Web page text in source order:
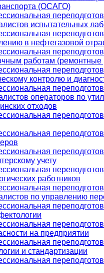
(ОСАГО)
испытательных
в нефтегазовой
работам (ремонтные
контролю и
операторов по
отходов
учету
работников
по управлению
на предприятии
и стандартизации